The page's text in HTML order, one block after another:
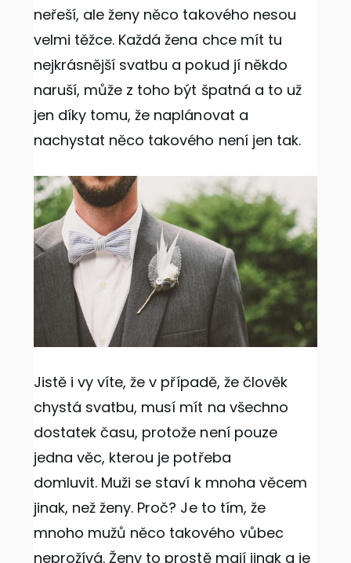
neřeší, ale ženy něco takového nesou
velmi těžce. Každá žena chce mít tu
nejkrásnější svatbu a pokud jí někdo
naruší, může z toho být špatná a to už
jen díky tomu, že naplánovat a
nachystat něco takového není jen tak.
Jistě i vy víte, že v případě, že člověk
chystá svatbu, musí mít na všechno
dostatek času, protože není pouze
jedna věc, kterou je potřeba
domluvit. Muži se staví k mnoha věcem
jinak, než ženy. Proč? Je to tím, že
mnoho mužů něco takového vůbec
neprožívá. Ženy to prostě mají jinak a je